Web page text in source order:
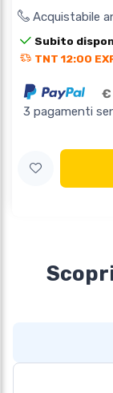
Acquistabile
Subito
TNT 12:00
€
3 pagamenti